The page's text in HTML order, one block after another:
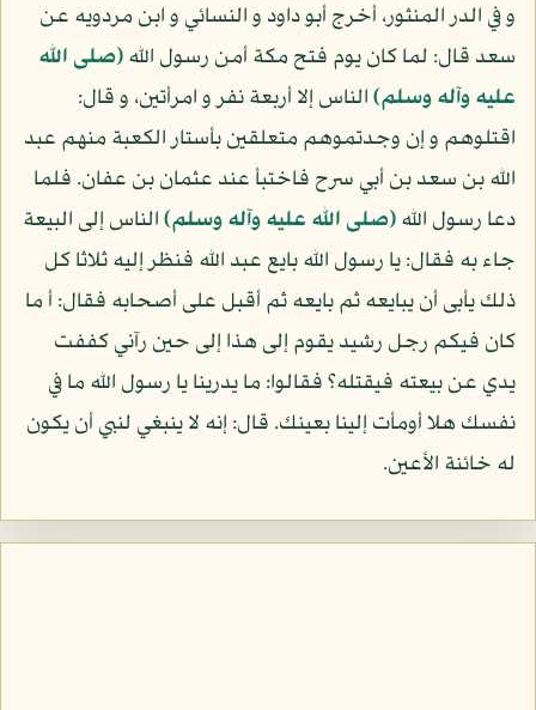
و في الدر المنثور، أخرج أبو داود و النسائي و ابن مردويه عن
سعد قال: لما كان يوم فتح مكة أمن رسول الله(صلى الله
عليه وآله وسلم)الناس إلا أربعة نفر و امرأتين، و قال:
اقتلوهم و إن وجدتموهم متعلقين بأستار الكعبة منهم عبد
الله بن سعد بن أبي سرح فاختبأ عند عثمان بن عفان. فلما
دعا رسول الله(صلى الله عليه وآله وسلم)الناس إلى البيعة
جاء به فقال: يا رسول الله بايع عبد الله فنظر إليه ثلاثا كل
ذلك يأبى أن يبايعه ثم بايعه ثم أقبل على أصحابه فقال: أ ما
كان فيكم رجل رشيد يقوم إلى هذا إلى حين رآني كففت
يدي عن بيعته فيقتله؟ فقالوا: ما يدرينا يا رسول الله ما في
نفسك هلا أومأت إلينا بعينك. قال: إنه لا ينبغي لنبي أن يكون
له خائنة الأعين.